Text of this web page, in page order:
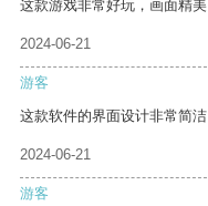
这款游戏非常好玩，画面精美
2024-06-21
游客
这款软件的界面设计非常简洁
2024-06-21
游客